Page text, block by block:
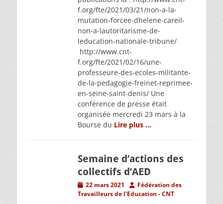
f.org/fte/2021/03/21/non-a-la-
mutation-forcee-dhelene-careil-
non-a-lautoritarisme-de-
leducation-nationale-tribune/
http://www.cnt-
f.org/fte/2021/02/16/une-
professeure-des-ecoles-militante-
de-la-pedagogie-freinet-reprimee-
en-seine-saint-denis/ Une
conférence de presse était
organisée mercredi 23 mars à la
Bourse du Lire plus …
Semaine d’actions des
collectifs d’AED
Posted
on
22 mars 2021 AuthorFédération des
Travailleurs de l'Education - CNT